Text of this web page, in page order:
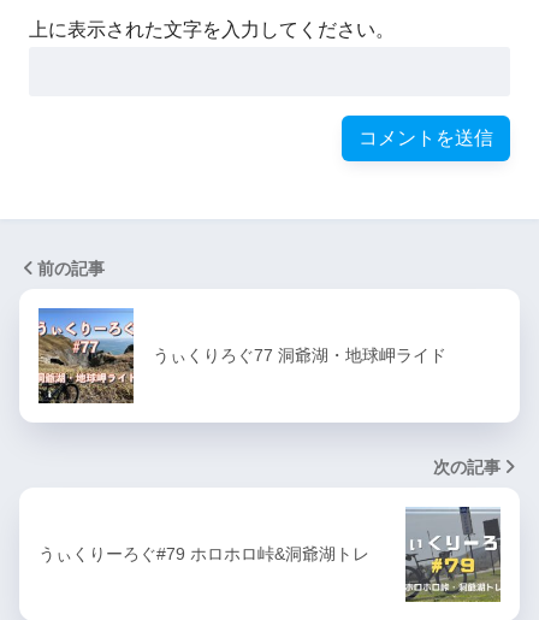
上に表示された文字を入力してください。
前の記事
うぃくりろぐ77 洞爺湖・地球岬ライド
次の記事
うぃくりーろぐ#79 ホロホロ峠&洞爺湖トレ